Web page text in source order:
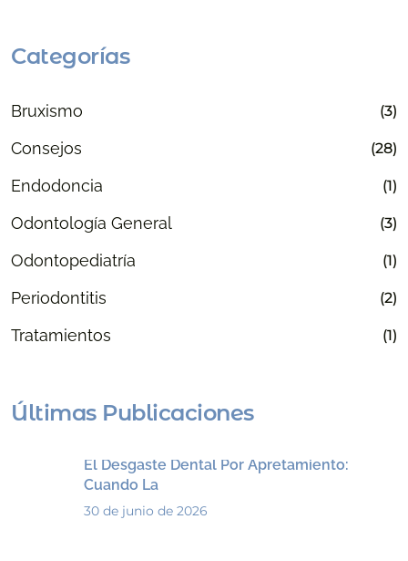
Categorías
Bruxismo (3)
Consejos (28)
Endodoncia (1)
Odontología General (3)
Odontopediatría (1)
Periodontitis (2)
Tratamientos (1)
Últimas Publicaciones
El Desgaste Dental Por Apretamiento:
Cuando La
30 de junio de 2026